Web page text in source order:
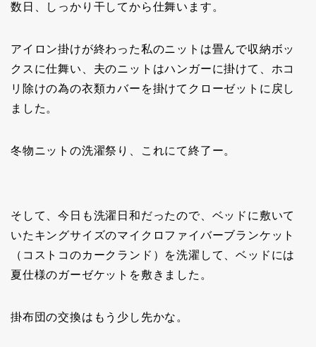
数日、しっかり干してから仕舞います。
アイロン掛けが終わった私のニットは畳んで収納ボッ
クスに仕舞い、夫のニットはハンガーに掛けて、ホコ
リ除けの為の衣類カバーを掛けてクローゼットに戻し
ました。
冬物ニットの洗濯祭り、これにて終了ー。
そして、今日も洗濯日和だったので、ベッドに敷いて
いたキングサイズのマイクロファイバーブランケット
（コストコのカークランド）を洗濯して、ベッドには
夏仕様のガーゼケットを敷きました。
掛布団の交換はもう少し先かな。